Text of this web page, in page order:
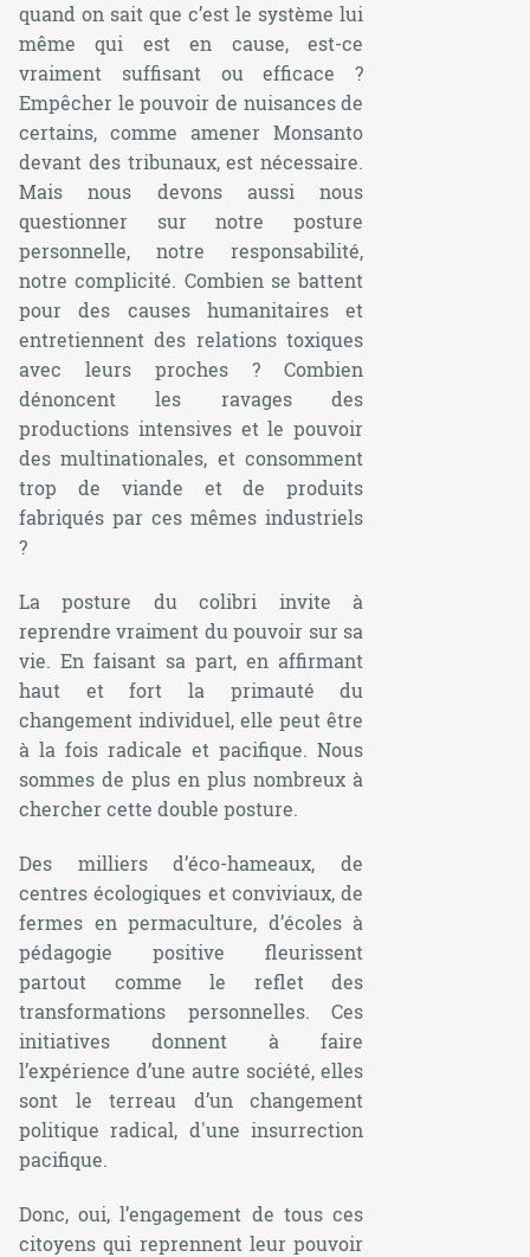
quand on sait que c’est le système lui
même qui est en cause, est-ce
vraiment suffisant ou efficace ?
Empêcher le pouvoir de nuisances de
certains, comme amener Monsanto
devant des tribunaux, est nécessaire.
Mais nous devons aussi nous
questionner sur notre posture
personnelle, notre responsabilité,
notre complicité. Combien se battent
pour des causes humanitaires et
entretiennent des relations toxiques
avec leurs proches ? Combien
dénoncent les ravages des
productions intensives et le pouvoir
des multinationales, et consomment
trop de viande et de produits
fabriqués par ces mêmes industriels
?
La posture du colibri invite à
reprendre vraiment du pouvoir sur sa
vie. En faisant sa part, en affirmant
haut et fort la primauté du
changement individuel, elle peut être
à la fois radicale et pacifique. Nous
sommes de plus en plus nombreux à
chercher cette double posture.
Des milliers d’éco-hameaux, de
centres écologiques et conviviaux, de
fermes en permaculture, d’écoles à
pédagogie positive fleurissent
partout comme le reflet des
transformations personnelles. Ces
initiatives donnent à faire
l’expérience d’une autre société, elles
sont le terreau d’un changement
politique radical, d'une insurrection
pacifique.
Donc, oui, l’engagement de tous ces
citoyens qui reprennent leur pouvoir